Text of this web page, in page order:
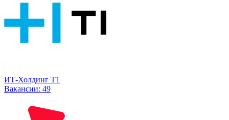
ИТ-Холдинг Т1
Вакансии: 49